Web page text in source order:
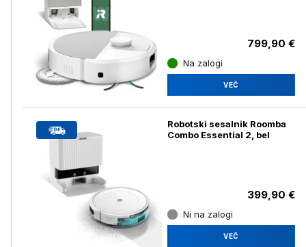
799,90 €
Na zalogi
VEČ
Robotski sesalnik Roomba
Combo Essential 2, bel
399,90 €
Ni na zalogi
VEČ